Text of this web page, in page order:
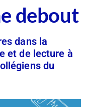
debout
dans la
et de lecture à
du